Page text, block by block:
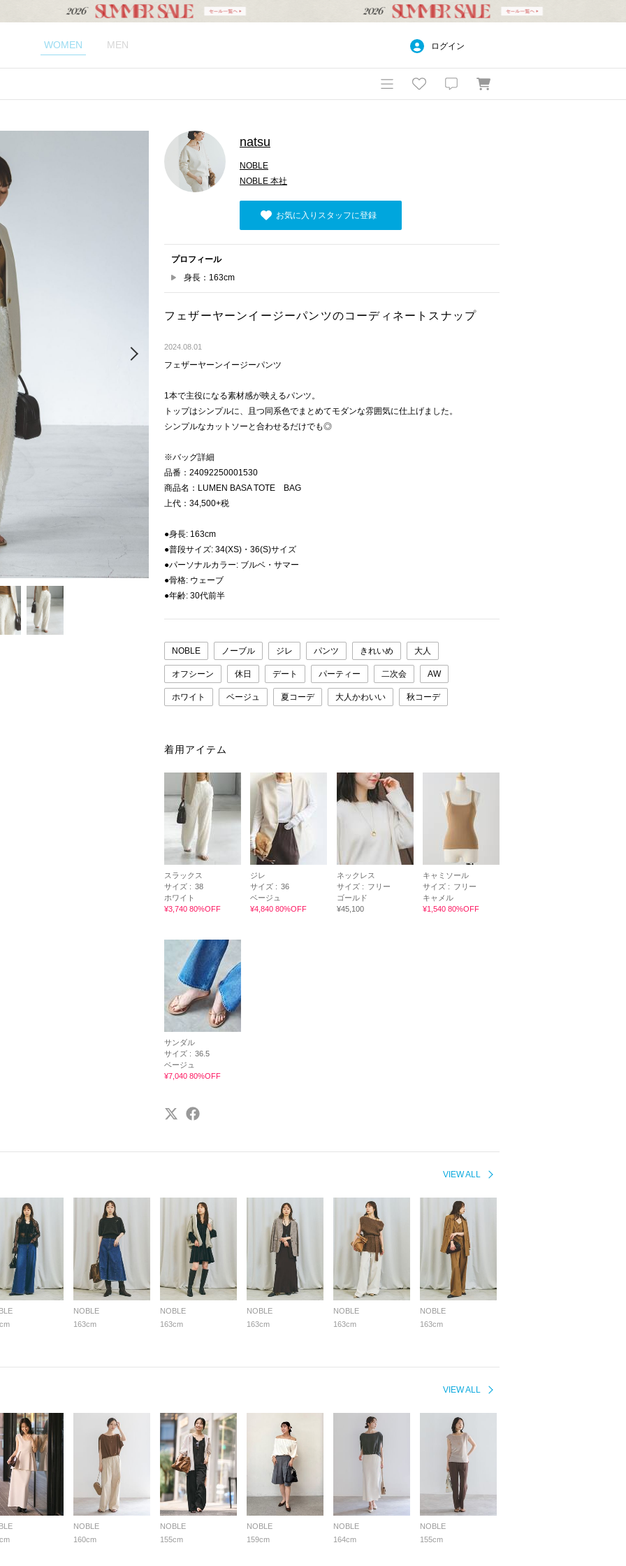
WOMEN MEN ログイン
Next
natsu
NOBLE
NOBLE 本社
お気に入りスタッフに登録
プロフィール
身長：163cm
フェザーヤーンイージーパンツのコーディネートスナップ
2024.08.01
フェザーヤーンイージーパンツ
1本で主役になる素材感が映えるパンツ。
トップはシンプルに、且つ同系色でまとめてモダンな雰囲気に仕上げました。
シンプルなカットソーと合わせるだけでも◎
※バッグ詳細
品番：24092250001530
商品名：LUMEN BASA TOTE BAG
上代：34,500+税
●身長: 163cm
●普段サイズ: 34(XS)・36(S)サイズ
●パーソナルカラー: ブルベ・サマー
●骨格: ウェーブ
●年齢: 30代前半
NOBLE ノーブル ジレ パンツ きれいめ 大人
オフシーン 休日 デート パーティー 二次会 AW
ホワイト ベージュ 夏コーデ 大人かわいい 秋コーデ
着用アイテム
スラックス
サイズ : 38
ホワイト
¥3,740 80%OFF
ジレ
サイズ : 36
ベージュ
¥4,840 80%OFF
ネックレス
サイズ : フリー
ゴールド
¥45,100
キャミソール
サイズ : フリー
キャメル
¥1,540 80%OFF
サンダル
サイズ : 36.5
ベージュ
¥7,040 80%OFF
VIEW ALL
NOBLE
163cm
NOBLE
163cm
NOBLE
163cm
NOBLE
163cm
NOBLE
163cm
VIEW ALL
NOBLE
160cm
NOBLE
155cm
NOBLE
159cm
NOBLE
164cm
NOBLE
155cm